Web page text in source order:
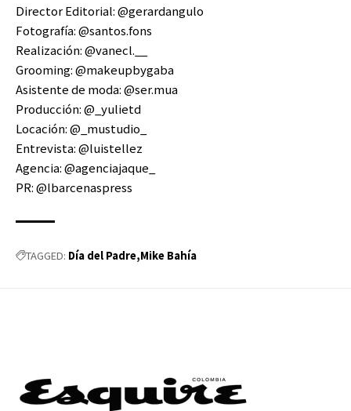
Director Editorial:@gerardangulo
Fotografía:@santos.fons
Realización:@vanecl.__
Grooming:@makeupbygaba
Asistente de moda:@ser.mua
Producción:@_yulietd
Locación:@_mustudio_
Entrevista:@luistellez
Agencia:@agenciajaque_
PR:@lbarcenaspress
TAGGED: Día del Padre Mike Bahía